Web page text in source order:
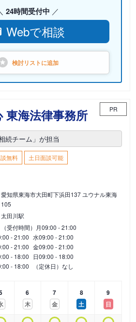
24時間受付中
Webで相談
検討リストに追加
東海法律事務所 PR
続チーム」が担当
無料
土日面談可能
愛知県東海市大田町下浜田137 ユウナル東海
105
太田川駅
（受付時間） 月09:00 - 21:00
- 21:00 水09:00 - 21:00
- 21:00 金09:00 - 21:00
- 18:00 日09:00 - 18:00
- 18:00 （定休日）なし
6
木
7
金
8
土
9
日